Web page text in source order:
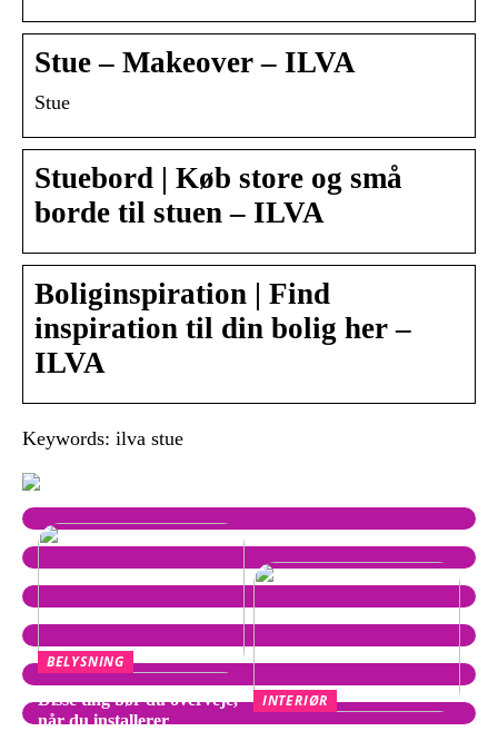
Stue – Makeover – ILVA
Stue
Stuebord | Køb store og små
borde til stuen – ILVA
Boliginspiration | Find
inspiration til din bolig her –
ILVA
Keywords: ilva stue
BELYSNING
Disse ting bør du overveje,
når du installerer
INTERIØR